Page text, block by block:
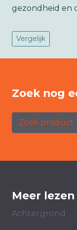
gezondheid en
Vergelijk
Zoek nog
Zoek product
Meer
Achtergrond